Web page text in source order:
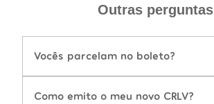
Outras perguntas
Vocês parcelam no boleto?
Como emito o meu novo CRLV?